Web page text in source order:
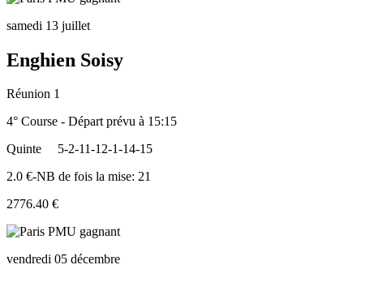
samedi 13 juillet
Enghien Soisy
Réunion 1
4° Course - Départ prévu à 15:15
Quinte
5-2-11-12-1-14-15
2.0 €-NB de fois la mise: 21
2776.40 €
vendredi 05 décembre